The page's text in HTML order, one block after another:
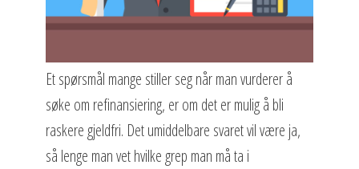
Et spørsmål mange stiller seg når man vurderer å
søke om refinansiering, er om det er mulig å bli
raskere gjeldfri. Det umiddelbare svaret vil være ja,
så lenge man vet hvilke grep man må ta i